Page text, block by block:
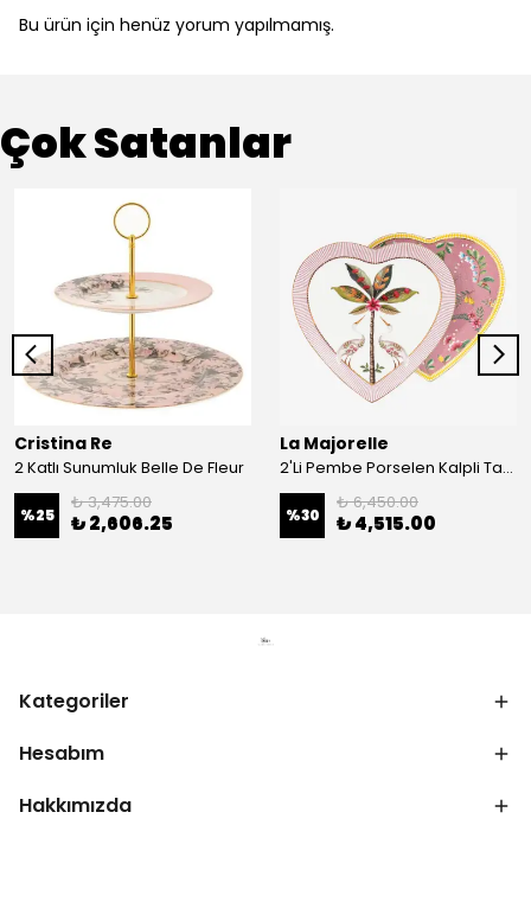
Bu ürün için henüz yorum yapılmamış.
Çok Satanlar
Cristina Re
2 Katlı Sunumluk Belle De Fleur
%25
₺ 3,475.00
₺ 2,606.25
La Majorelle
2'Li Pembe Porselen Kalpli Tabak 21,5 Cm La Majorelle
%30
₺ 6,450.00
₺ 4,515.00
Kategoriler
Hesabım
Hakkımızda